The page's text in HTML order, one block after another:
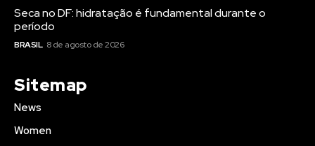
Seca no DF: hidratação é fundamental durante o
período
BRASIL 8 de agosto de 2026
Sitemap
News
Women